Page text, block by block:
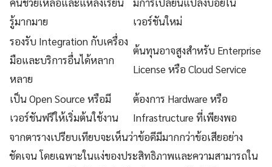
รู้มากมาย
เวอร์ชันใหม่
รองรับ Integration กับเครื่อง
มือและบริการอื่นได้หลาก
หลาย
ต้นทุนอาจสูงสำหรับ Enterprise
License หรือ Cloud Service
เป็น Open Source หรือมี
เวอร์ชันฟรีให้เริ่มต้นใช้งาน
ต้องการ Hardware หรือ
Infrastructure ที่เพียงพอ
จากตารางเปรียบเทียบจะเห็นว่าข้อดีมีมากกว่าข้อเสียอย่าง
ชัดเจน โดยเฉพาะในแง่ของประสิทธิภาพและความสามารถใน